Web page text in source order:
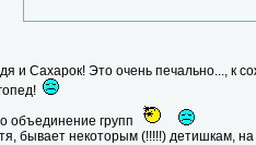
и Сахарок! Это очень печально..., к
объединение групп
бывает некоторым (!!!!!) детишкам,